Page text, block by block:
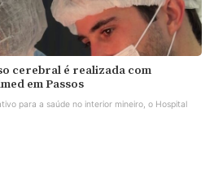
cerebral é realizada com
em Passos
para a saúde no interior mineiro, o Hospital